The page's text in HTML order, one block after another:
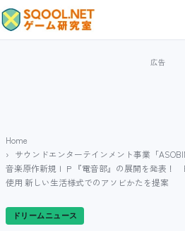
Home
サウンドエンターテインメント事業「
音楽原作新規ＩＰ『電音部』の展開を発表！
使用 新しい生活様式でのアソビかたを提案
ドリームニュース